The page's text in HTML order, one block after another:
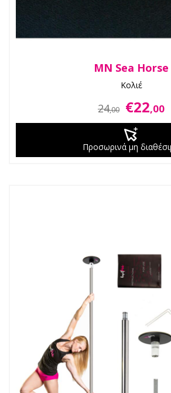
MN Sea Horse
Κολιέ
24,00 €22,00
Προσωρινά μη